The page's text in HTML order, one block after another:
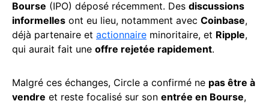
Bourse (IPO) déposé récemment. Des discussions
informelles ont eu lieu, notamment avec Coinbase,
déjà partenaire et actionnaire minoritaire, et Ripple,
qui aurait fait une offre rejetée rapidement.
Malgré ces échanges, Circle a confirmé ne pas être à
vendre et reste focalisé sur son entrée en Bourse,